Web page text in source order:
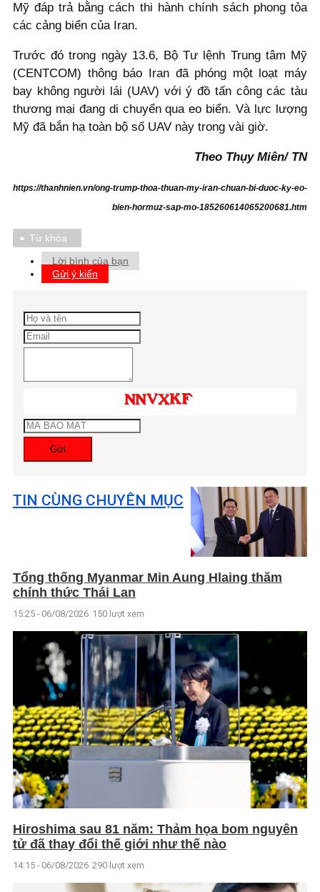
Mỹ đáp trả bằng cách thi hành chính sách phong tỏa
các cảng biển của Iran.
Trước đó trong ngày 13.6, Bộ Tư lệnh Trung tâm Mỹ
(CENTCOM) thông báo Iran đã phóng một loạt máy
bay không người lái (UAV) với ý đồ tấn công các tàu
thương mại đang di chuyển qua eo biển. Và lực lượng
Mỹ đã bắn hạ toàn bộ số UAV này trong vài giờ.
Theo Thụy Miên/ TN
https://thanhnien.vn/ong-trump-thoa-thuan-my-iran-chuan-bi-duoc-ky-eo-
bien-hormuz-sap-mo-185260614065200681.htm
Từ khóa
Lời bình của bạn
Gửi ý kiến
Gửi
TIN CÙNG CHUYÊN MỤC
Tổng thống Myanmar Min Aung Hlaing thăm
chính thức Thái Lan
15:25 - 06/08/2026 150 lượt xem
Hiroshima sau 81 năm: Thảm họa bom nguyên
tử đã thay đổi thế giới như thế nào
14:15 - 06/08/2026 290 lượt xem